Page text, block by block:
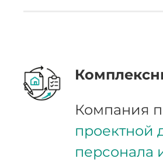
Компания
проектной
персонала